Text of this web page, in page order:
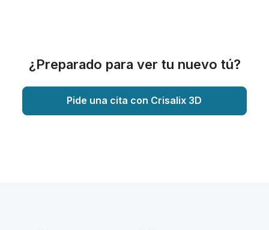
¿Preparado para ver tu nuevo tú?
Pide una cita con Crisalix 3D